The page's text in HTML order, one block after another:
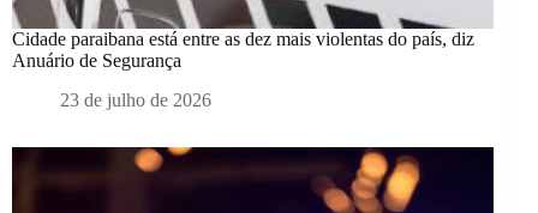
Cidade paraibana está entre as dez mais violentas do país, diz
Anuário de Segurança
23 de julho de 2026